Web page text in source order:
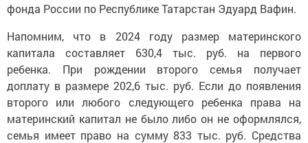
фонда России по Республике Татарстан Эдуард Вафин.
Напомним, что в 2024 году размер материнского
капитала составляет 630,4 тыс. руб. на первого
ребенка. При рождении второго семья получает
доплату в размере 202,6 тыс. руб. Если до появления
второго или любого следующего ребенка права на
материнский капитал не было либо он не оформлялся,
семья имеет право на сумму 833 тыс. руб. Средства